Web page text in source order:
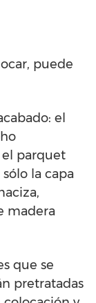
puede
el
parquet
la capa
madera
que se
pretratadas